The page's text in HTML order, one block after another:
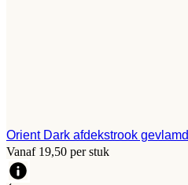
Orient Dark afdekstrook gevlamd
Vanaf 19,50 per stuk